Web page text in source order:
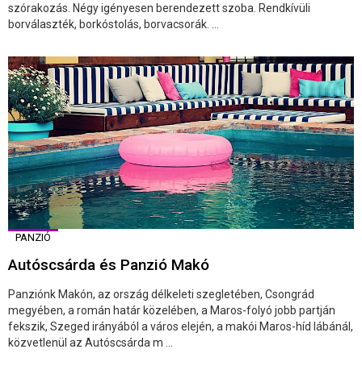
szórakozás. Négy igényesen berendezett szoba. Rendkívüli
borválaszték, borkóstolás, borvacsorák. ...
PANZIÓ
Autóscsárda és Panzió Makó
Panziónk Makón, az ország délkeleti szegletében, Csongrád
megyében, a román határ közelében, a Maros-folyó jobb partján
fekszik, Szeged irányából a város elején, a makói Maros-híd lábánál,
közvetlenül az Autóscsárda m ...